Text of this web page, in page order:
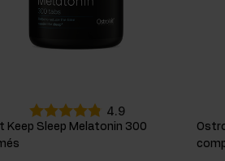
4.9
Keep Sleep Melatonin 300